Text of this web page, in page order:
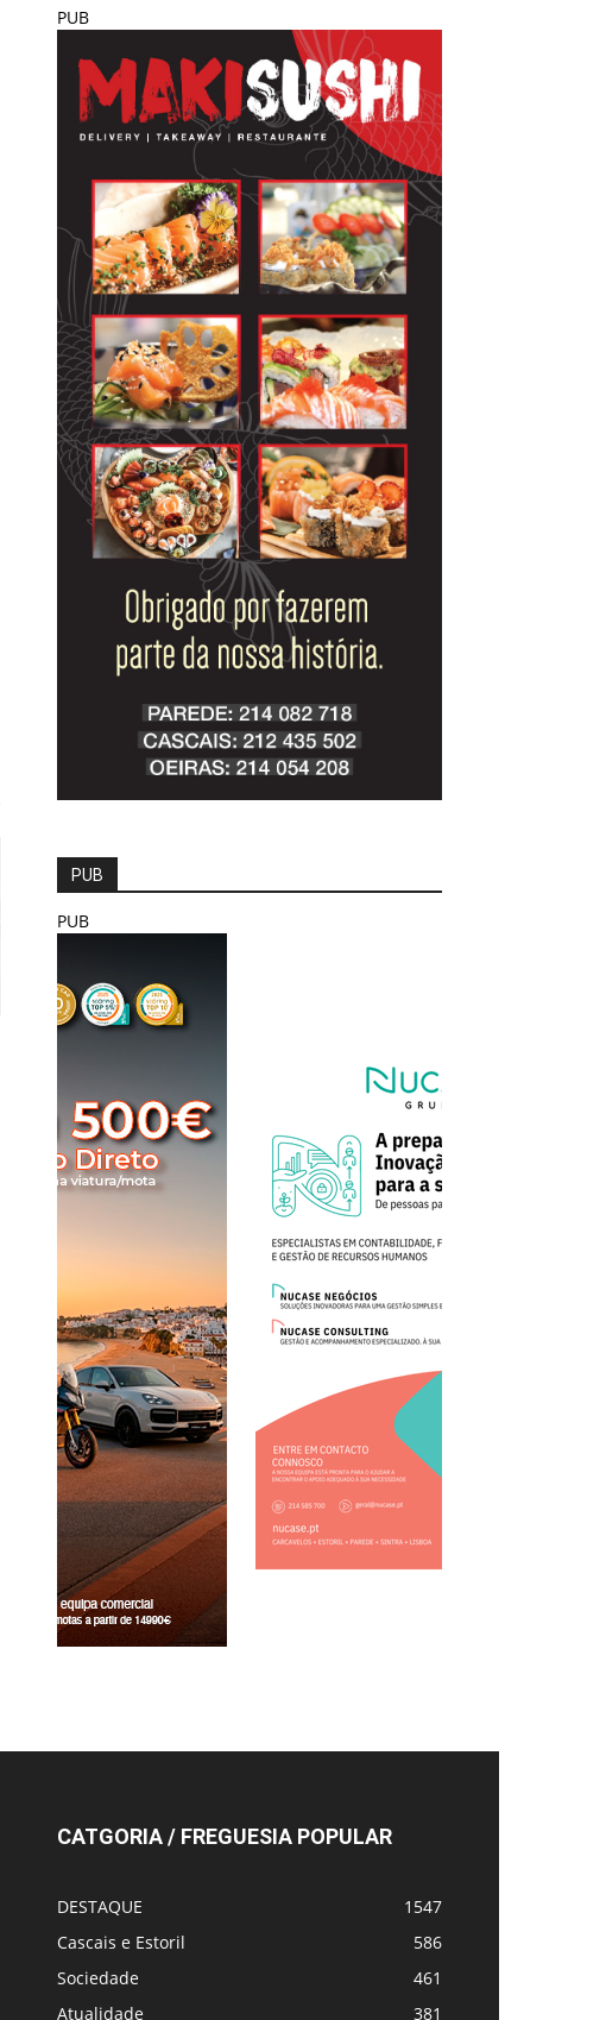
PUB
PUB
PUB
CATGORIA / FREGUESIA POPULAR
DESTAQUE
1547
Cascais e Estoril
586
Sociedade
461
Atualidade
381